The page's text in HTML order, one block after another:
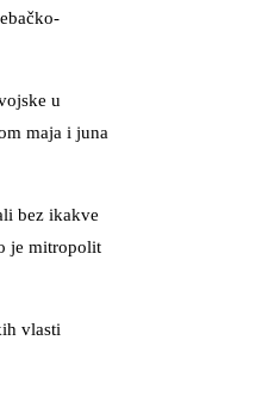
u
maja i juna
bez ikakve
je mitropolit
vlasti